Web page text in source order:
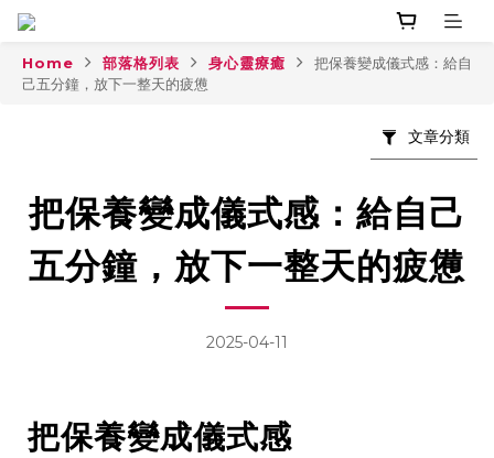
Home 部落格列表 身心靈療癒
把保養變成儀式感：給自
己五分鐘，放下一整天的疲憊
文章分類
把保養變成儀式感：給自己
五分鐘，放下一整天的疲憊
2025-04-11
把保養變成儀式感